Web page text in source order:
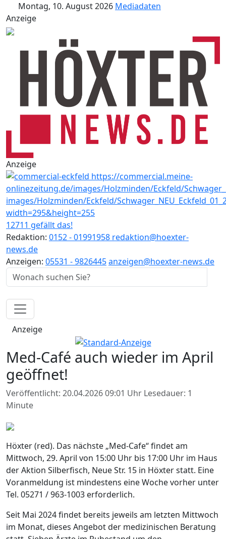
Montag, 10. August 2026 Mediadaten
Anzeige
Anzeige
12711 gefällt das!
Redaktion: 0152 - 01991958 redaktion@hoexter-
news.de
Anzeigen: 05531 - 9826445anzeigen@hoexter-news.de
Anzeige
Med-Café auch wieder im April
geöffnet!
Veröffentlicht: 20.04.2026 09:01 Uhr Lesedauer: 1
Minute
Höxter (red). Das nächste „Med-Cafe“ findet am
Mittwoch, 29. April von 15:00 Uhr bis 17:00 Uhr im Haus
der Aktion Silberfisch, Neue Str. 15 in Höxter statt. Eine
Voranmeldung ist mindestens eine Woche vorher unter
Tel. 05271 / 963-1003 erforderlich.
Seit Mai 2024 findet bereits jeweils am letzten Mittwoch
im Monat, dieses Angebot der medizinischen Beratung